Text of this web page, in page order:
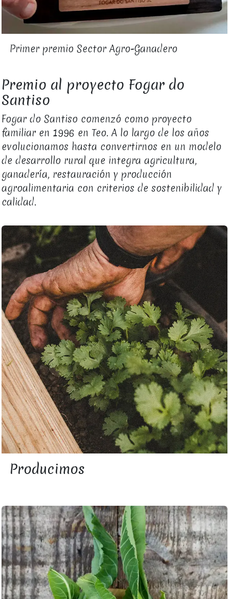
Primer premio Sector Agro-Ganadero
Premio al proyecto Fogar do
Santiso
Fogar do Santiso comenzó como proyecto
familiar en 1996 en Teo. A lo largo de los años
evolucionamos hasta convertirnos en un modelo
de desarrollo rural que integra agricultura,
ganadería, restauración y producción
agroalimentaria con criterios de sostenibilidad y
calidad.
Producimos